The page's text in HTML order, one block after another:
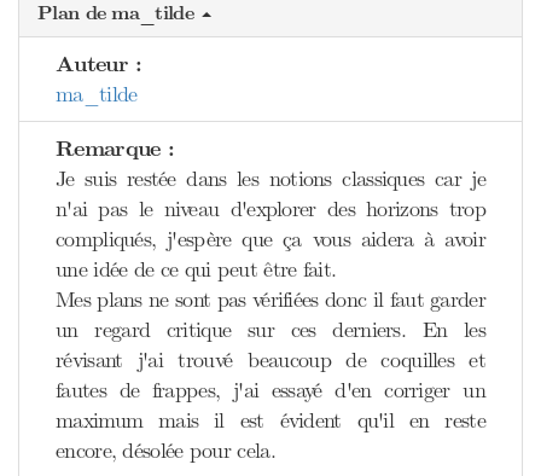
Plan de ma_tilde
Auteur :
ma_tilde
Remarque :
Je suis restée dans les notions classiques car je
n'ai pas le niveau d'explorer des horizons trop
compliqués, j'espère que ça vous aidera à avoir
une idée de ce qui peut être fait.
Mes plans ne sont pas vérifiées donc il faut garder
un regard critique sur ces derniers. En les
révisant j'ai trouvé beaucoup de coquilles et
fautes de frappes, j'ai essayé d'en corriger un
maximum mais il est évident qu'il en reste
encore, désolée pour cela.